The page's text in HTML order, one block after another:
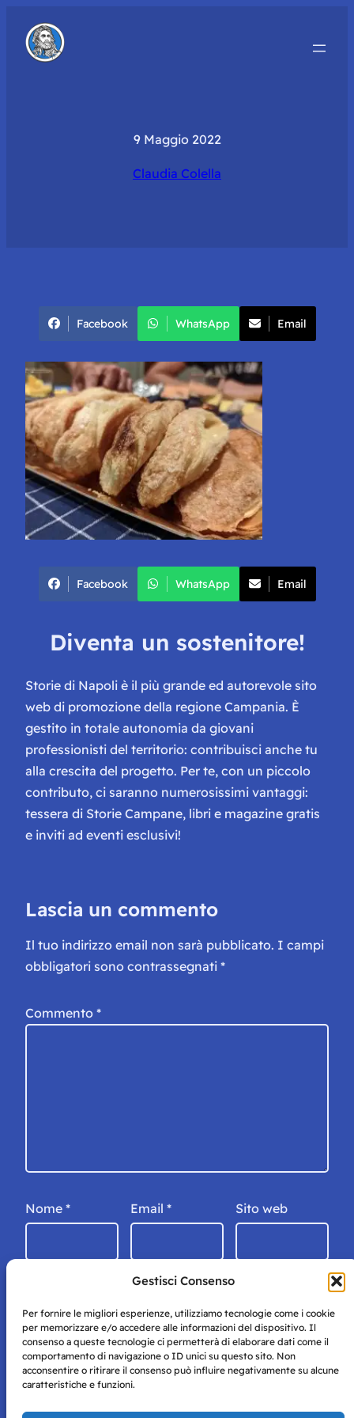
Gestisci Consenso
Per fornire le migliori esperienze, utilizziamo tecnologie come i cookie
per memorizzare e/o accedere alle informazioni del dispositivo. Il
consenso a queste tecnologie ci permetterà di elaborare dati come il
comportamento di navigazione o ID unici su questo sito. Non
acconsentire o ritirare il consenso può influire negativamente su alcune
caratteristiche e funzioni.
9 Maggio 2022
Claudia Colella
Facebook WhatsApp Email
Facebook WhatsApp Email
Diventa un sostenitore!
Storie di Napoli è il più grande ed autorevole sito
web di promozione della regione Campania. È
gestito in totale autonomia da giovani
professionisti del territorio: contribuisci anche tu
alla crescita del progetto. Per te, con un piccolo
contributo, ci saranno numerosissimi vantaggi:
tessera di Storie Campane, libri e magazine gratis
e inviti ad eventi esclusivi!
Lascia un commento
Il tuo indirizzo email non sarà pubblicato. I campi
obbligatori sono contrassegnati *
Commento *
Nome * Email * Sito web